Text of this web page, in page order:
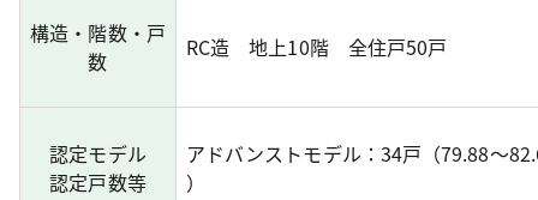
構造・階数・戸
数
RC造 地上10階 全住戸50戸
認定モデル
認定戸数等
アドバンストモデル：34戸（79.88～
）